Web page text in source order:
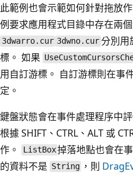
此範例也會示範如何針對拖放
例要求應用程式目錄中存在兩個
3dwarro.cur 3dwno.cur分別用
標。 如果
用自訂游標。 自訂游標則在事
定。
鍵盤狀態會在事件處理程序中
根據 SHIFT、CTRL、ALT 或
作。
ListBox掉落地點也會在
的資料不是 String ，則